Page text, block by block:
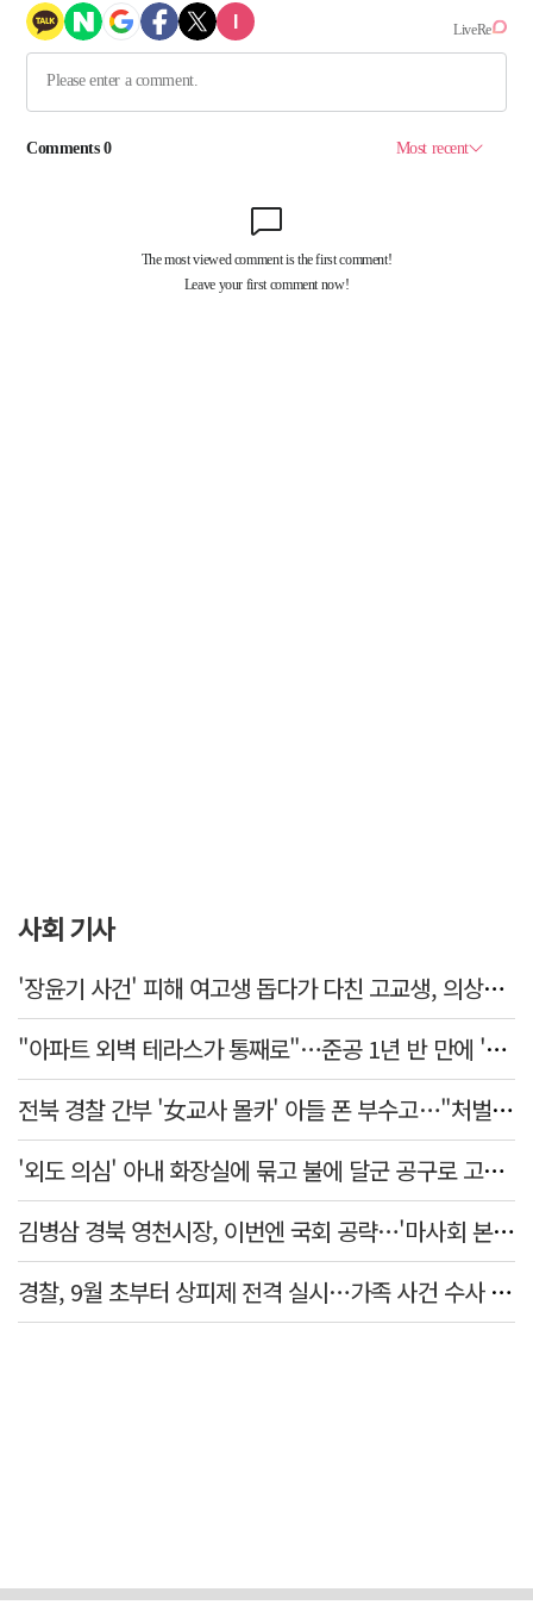
사회 기사
'장윤기 사건' 피해 여고생 돕다가 다친 고교생, 의상자 인정
"아파트 외벽 테라스가 통째로"…준공 1년 반 만에 '아찔 사고'
전북 경찰 간부 '女교사 몰카' 아들 폰 부수고…"처벌 못하는 사안" 내부망에 글
'외도 의심' 아내 화장실에 묶고 불에 달군 공구로 고문…남편 검거
김병삼 경북 영천시장, 이번엔 국회 공략…'마사회 본사 이전·광역교통망 확충' 요청
경찰, 9월 초부터 상피제 전격 실시…가족 사건 수사 못해